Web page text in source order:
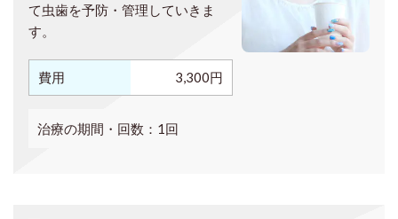
て虫歯を予防・管理していきま
す。
費用 3,300円
治療の期間・回数：1回